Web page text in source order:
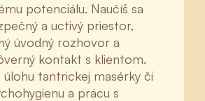
potenciálu. Naučíš sa
a uctivý priestor,
úvodný rozhovor a
kontakt s klientom.
tantrickej masérky či
a prácu s